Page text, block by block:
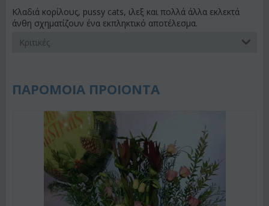
Κλαδιά κορίλους, pussy cats, ιλεξ και πολλά άλλα εκλεκτά
άνθη σχηματίζουν ένα εκπληκτικό αποτέλεσμα.
Κριτικές
ΠΑΡΟΜΟΙΑ ΠΡΟΙΟΝΤΑ